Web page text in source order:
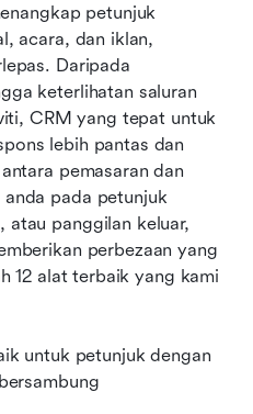
petunjuk
acara, dan iklan,
Daripada
keterlihatan saluran
CRM yang tepat untuk
lebih pantas dan
pemasaran dan
anda pada petunjuk
atau panggilan keluar,
perbezaan yang
12 alat terbaik yang kami
untuk petunjuk dengan
CRM yang